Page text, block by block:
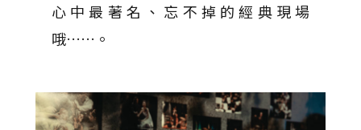
心中最著名、忘不掉的經典現場
哦…… 。